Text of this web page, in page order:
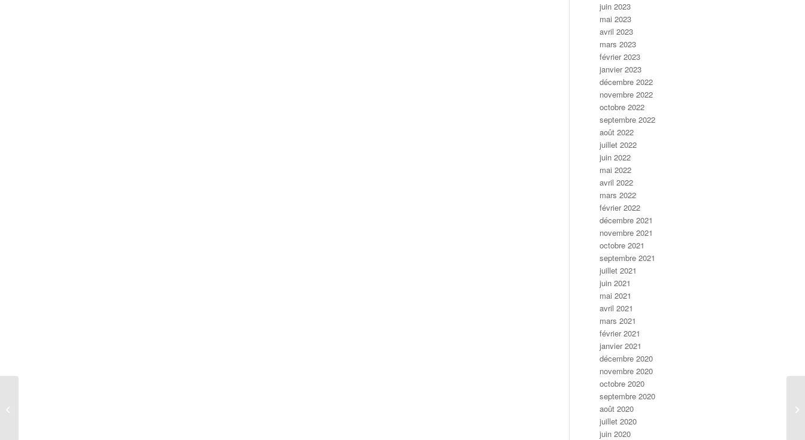
juin 2023
mai 2023
avril 2023
mars 2023
février 2023
janvier 2023
décembre 2022
novembre 2022
octobre 2022
septembre 2022
août 2022
juillet 2022
juin 2022
mai 2022
avril 2022
mars 2022
février 2022
décembre 2021
novembre 2021
octobre 2021
septembre 2021
juillet 2021
juin 2021
mai 2021
avril 2021
mars 2021
février 2021
janvier 2021
décembre 2020
novembre 2020
octobre 2020
septembre 2020
août 2020
juillet 2020
juin 2020